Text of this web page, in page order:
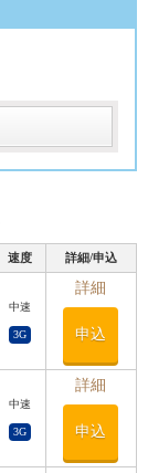
速度 詳細/申込
中速
3G
詳細
申込
中速
3G
詳細
申込